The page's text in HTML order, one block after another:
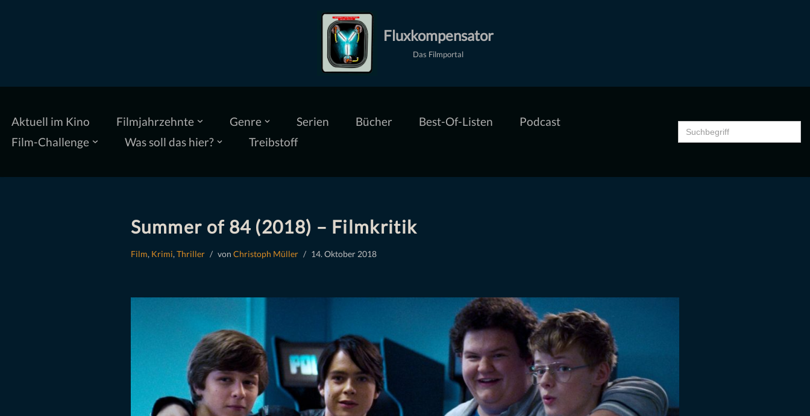
Fluxkompensator
Das Filmportal
Aktuell im Kino Filmjahrzehnte Genre Serien Bücher Best-Of-Listen
Podcast
Film-Challenge
Was soll das hier? Treibstoff
Search
for:
Summer of 84 (2018) – Filmkritik
Film, Krimi, Thriller von Christoph Müller 14. Oktober 2018